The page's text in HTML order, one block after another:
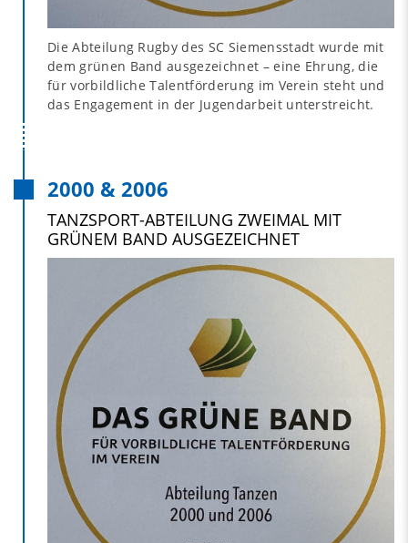
Die Abteilung Rugby des SC Siemensstadt wurde mit
dem grünen Band ausgezeichnet – eine Ehrung, die
für vorbildliche Talentförderung im Verein steht und
das Engagement in der Jugendarbeit unterstreicht.
2000 & 2006
TANZSPORT-ABTEILUNG ZWEIMAL MIT
GRÜNEM BAND AUSGEZEICHNET